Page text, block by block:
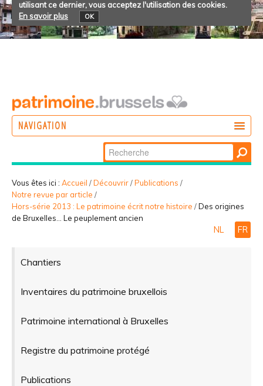
utilisant ce dernier, vous acceptez l'utilisation des cookies.
En savoir plus
OK
NAVIGATION
PARTICIPER
Chercher par
Recherche
avancée…
Vous êtes ici : Accueil /Découvrir/Publications /
Notre revue par article /
Hors-série 2013 : Le patrimoine écrit notre histoire /Des origines
de Bruxelles... Le peuplement ancien
NL FR
Chantiers
Inventaires du patrimoine bruxellois
Patrimoine international à Bruxelles
Registre du patrimoine protégé
Publications